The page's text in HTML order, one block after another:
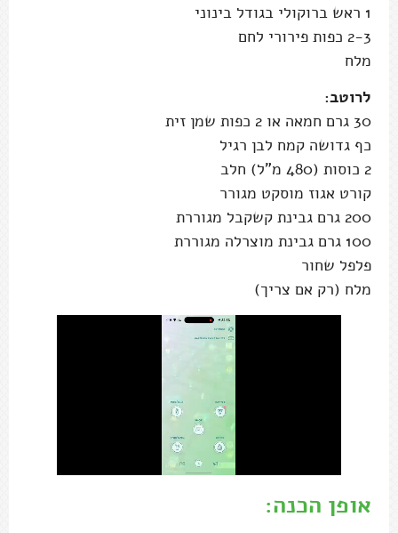
1 ראש ברוקולי בגודל בינוני
2-3 כפות פירורי לחם
מלח
לרוטב:
30 גרם חמאה או 2 כפות שמן זית
כף גדושה קמח לבן רגיל
2 כוסות (480 מ"ל) חלב
קורט אגוז מוסקט מגורר
200 גרם גבינת קשקבל מגוררת
100 גרם גבינת מוצרלה מגוררת
פלפל שחור
מלח (רק אם צריך)
אופן הכנה: